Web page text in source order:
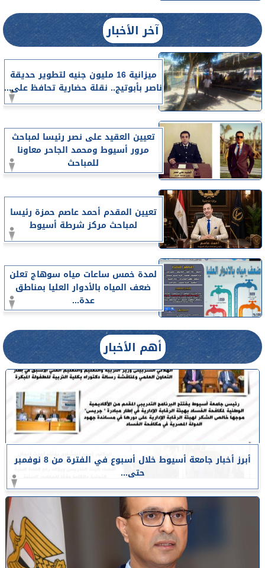
آخر الأخبار
ميزانية 16 مليون جنيه لتطوير حديقة
ناصر بأبوتيج.. نقلة حضارية تحافظ على...
تعيين العقيد على نصر رئيسا لمباحث
مرور أسيوط ومحمد الجاحر معاونا
للمباحث
تعيين المقدم أحمد عاصم حمزة رئيسا
لمباحث مركز شرطة أسيوط
لمدة خمس ساعات مياه سوهاج تعلن
ضعف المياه بالأدوار العليا بمناطق
عدة...
أهم الأخبار
أبرز أخبار جامعة أسيوط خلال أسبوع في الفترة من 8 نوفمبر
حتى...